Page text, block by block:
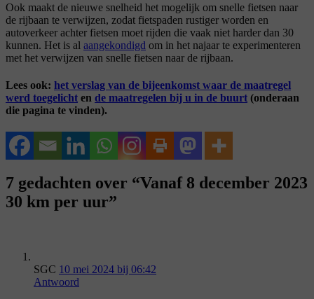
Ook maakt de nieuwe snelheid het mogelijk om snelle fietsen naar
de rijbaan te verwijzen, zodat fietspaden rustiger worden en
autoverkeer achter fietsen moet rijden die vaak niet harder dan 30
kunnen. Het is al aangekondigd om in het najaar te experimenteren
met het verwijzen van snelle fietsen naar de rijbaan.
Lees ook: het verslag van de bijeenkomst waar de maatregel
werd toegelicht en de maatregelen bij u in de buurt (onderaan
die pagina te vinden).
7 gedachten over “Vanaf 8 december 2023
30 km per uur”
SGC 10 mei 2024 bij 06:42
Antwoord